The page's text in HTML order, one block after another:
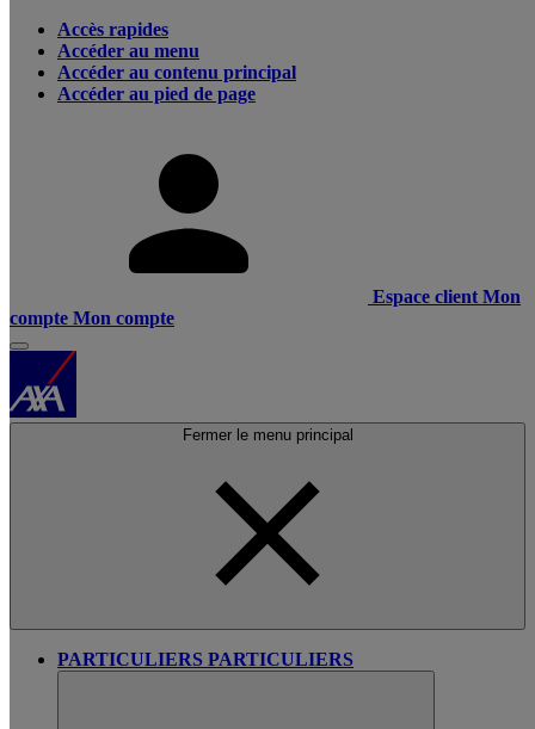
Accès rapides
Accéder au menu
Accéder au contenu principal
Accéder au pied de page
Espace client Mon
compte Mon compte
Fermer le menu principal
PARTICULIERS PARTICULIERS